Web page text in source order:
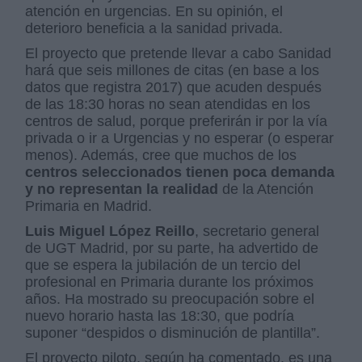
atención en urgencias. En su opinión, el
deterioro beneficia a la sanidad privada.
El proyecto que pretende llevar a cabo Sanidad
hará que seis millones de citas (en base a los
datos que registra 2017) que acuden después
de las 18:30 horas no sean atendidas en los
centros de salud, porque preferirán ir por la vía
privada o ir a Urgencias y no esperar (o esperar
menos). Además, cree que muchos de los
centros seleccionados tienen poca demanda
y no representan la realidad de la Atención
Primaria en Madrid.
Luis Miguel López Reillo, secretario general
de UGT Madrid, por su parte, ha advertido de
que se espera la jubilación de un tercio del
profesional en Primaria durante los próximos
años. Ha mostrado su preocupación sobre el
nuevo horario hasta las 18:30, que podría
suponer “despidos o disminución de plantilla”.
El proyecto piloto, según ha comentado, es una